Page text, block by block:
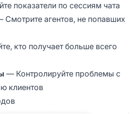
показатели по сессиям чата
Смотрите агентов, не попавших
кто получает больше всего
— Контролируйте проблемы с
клиентов